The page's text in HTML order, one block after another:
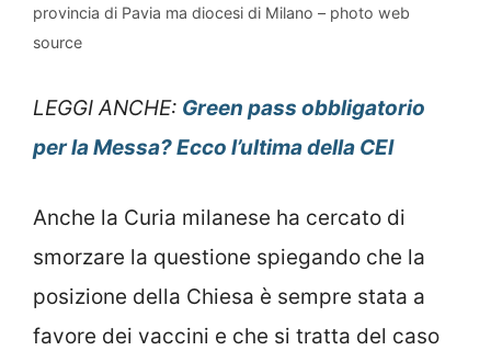
provincia di Pavia ma diocesi di Milano – photo web
source
LEGGI ANCHE: Green pass obbligatorio
per la Messa? Ecco l’ultima della CEI
Anche la Curia milanese ha cercato di
smorzare la questione spiegando che la
posizione della Chiesa è sempre stata a
favore dei vaccini e che si tratta del caso